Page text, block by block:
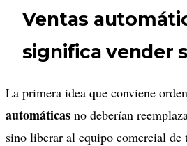
Ventas
significa vender
La primera idea que conviene
automáticas no deberían
sino liberar al equipo comercial de